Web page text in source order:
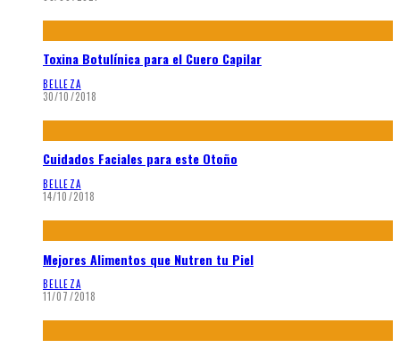
Toxina Botulínica para el Cuero Capilar
BELLEZA
30/10/2018
Cuidados Faciales para este Otoño
BELLEZA
14/10/2018
Mejores Alimentos que Nutren tu Piel
BELLEZA
11/07/2018